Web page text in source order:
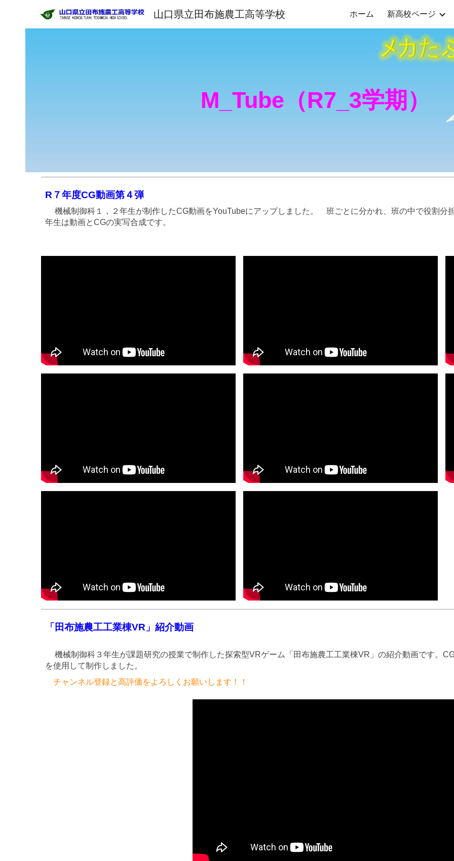
Skip to main content Skip to
山口県立田布施農工高等学校 ホーム 新高校ページ
M_Tube（R7_ 3学期）
R７年度CG動画第４弾
機械制御科１，２年生が制作したCG動画をYouTubeにアップしました。 班ごとに分かれ、班の中で役割
年生は動画とCGの実写合成です。
「田布施農工工業棟VR」紹介動画
機械制御科３年生が課題研究の授業で制作した探索型VRゲーム「田布施農工工業棟VR」の紹介動画です。
を使用して制作しました。
チャンネル登録と高評価をよろしくお願いします！！